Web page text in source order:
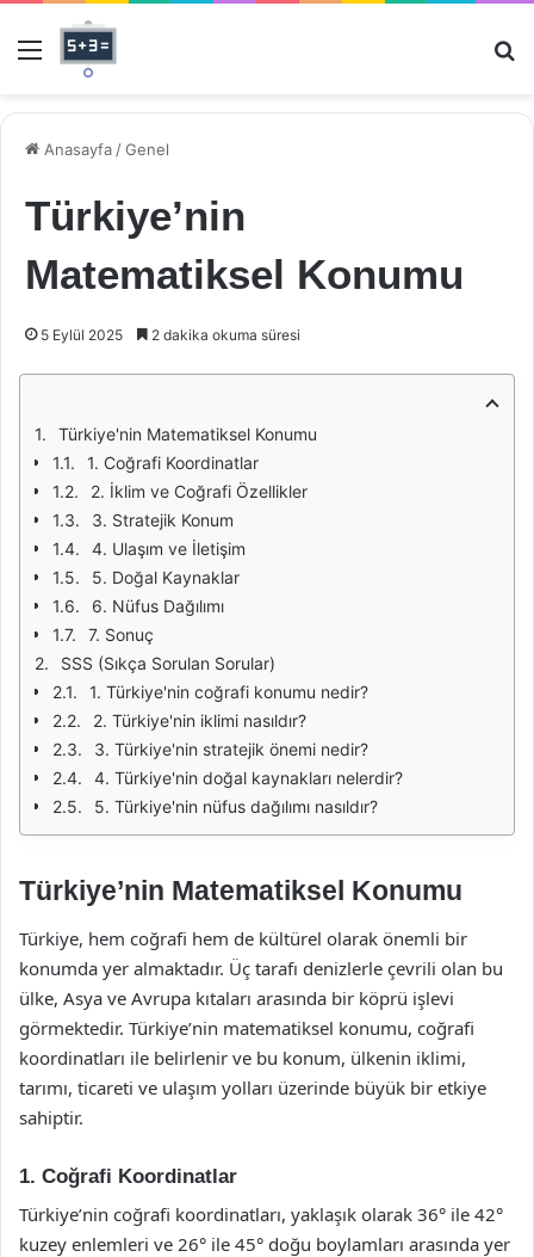
Menü
Anasayfa /Genel
Türkiye’nin
Matematiksel Konumu
5 Eylül 2025 2 dakika okuma süresi
Türkiye'nin Matematiksel Konumu
1. Coğrafi Koordinatlar
2. İklim ve Coğrafi Özellikler
3. Stratejik Konum
4. Ulaşım ve İletişim
5. Doğal Kaynaklar
6. Nüfus Dağılımı
7. Sonuç
SSS (Sıkça Sorulan Sorular)
1. Türkiye'nin coğrafi konumu nedir?
2. Türkiye'nin iklimi nasıldır?
3. Türkiye'nin stratejik önemi nedir?
4. Türkiye'nin doğal kaynakları nelerdir?
5. Türkiye'nin nüfus dağılımı nasıldır?
Türkiye’nin Matematiksel Konumu
Türkiye, hem coğrafi hem de kültürel olarak önemli bir
konumda yer almaktadır. Üç tarafı denizlerle çevrili olan bu
ülke, Asya ve Avrupa kıtaları arasında bir köprü işlevi
görmektedir. Türkiye’nin matematiksel konumu, coğrafi
koordinatları ile belirlenir ve bu konum, ülkenin iklimi,
tarımı, ticareti ve ulaşım yolları üzerinde büyük bir etkiye
sahiptir.
1. Coğrafi Koordinatlar
Türkiye’nin coğrafi koordinatları, yaklaşık olarak 36° ile 42°
kuzey enlemleri ve 26° ile 45° doğu boylamları arasında yer